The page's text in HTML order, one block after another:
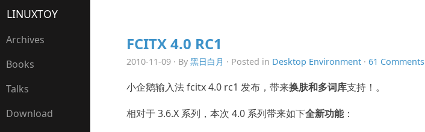
LINUXTOY
Archives
Books
Talks
Download
FCITX 4.0 RC1
2010-11-09 · By 黑日白月 · Posted in Desktop Environment· 61 Comments
小企鹅输入法 fcitx 4.0 rc1 发布，带来换肤和多词库支持！。
相对于 3.6.X 系列，本次 4.0 系列带来如下全新功能：